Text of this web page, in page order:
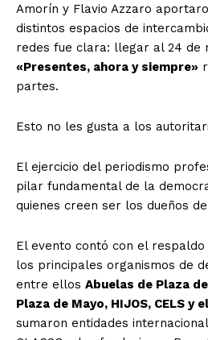
Amorín y Flavio Azzaro
distintos espacios de
redes fue clara: llegar al 24 de
«Presentes, ahora y siempre»
partes.
Esto no les gusta a los
El ejercicio del periodismo
pilar fundamental de la
quienes creen ser los dueños
El evento contó con el
los principales organismos de
entre ellos Abuelas de Plaza
Plaza de Mayo, HIJOS, CELS y
sumaron entidades